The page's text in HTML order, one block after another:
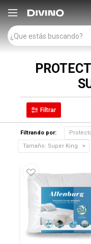

Filtrando por:
Tamaño: Super King